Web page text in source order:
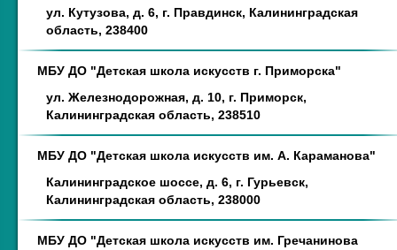
ул. Кутузова, д. 6, г. Правдинск, Калининградская
область, 238400
МБУ ДО "Детская школа искусств г. Приморска"
ул. Железнодорожная, д. 10, г. Приморск,
Калининградская область, 238510
МБУ ДО "Детская школа искусств им. А. Караманова"
Калининградское шоссе, д. 6, г. Гурьевск,
Калининградская область, 238000
МБУ ДО "Детская школа искусств им. Гречанинова